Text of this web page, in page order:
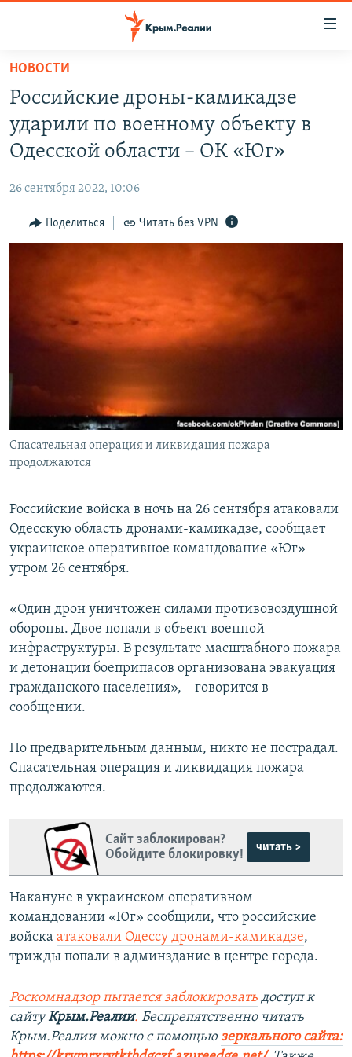
Вернуться
основному
содержанию
Вернутся
главной
навигации
Вернутся
11 ЛЕТ ОККУПАЦИИ КРЫМА. 11 ИСТОРИЙ СОПРОТИВЛЕНИЯ
ВОДА
ЕЩЕ
ИНТЕРАКТИВ
ТЕЛЕПРОЕКТ КРЫМ.РЕАЛИИ
СОВЕТЫ ПРАВОЗАЩИТНИКОВ
ПРОПАВШИЕ БЕЗ ВЕСТИ
КРЫМ.НЕПОКОРЕННЫЙ
УКРАИНСКАЯ ПРОБЛЕМА КРЫМА
РАДІО СВОБОДА
КАК ОБОЙТИ БЛОКИРОВКУ
Українською
Qırımtatar
Все сайты RFE/RL
НОВОСТИ
Российские дроны-камикадзе
ударили по военному объекту в
Одесской области – ОК «Юг»
26 сентября 2022, 10:06
Поделиться Читать без VPN
Спасательная операция и ликвидация пожара
продолжаются
Российские войска в ночь на 26 сентября атаковали
Одесскую область дронами-камикадзе, сообщает
украинское оперативное командование «Юг»
утром 26 сентября.
«Один дрон уничтожен силами противовоздушной
обороны. Двое попали в объект военной
инфраструктуры. В результате масштабного пожара
и детонации боеприпасов организована эвакуация
гражданского населения», – говорится в
сообщении.
По предварительным данным, никто не пострадал.
Спасательная операция и ликвидация пожара
продолжаются.
Сайт заблокирован?
Обойдите блокировку!
читать >
Накануне в украинском оперативном
командовании «Юг» сообщили, что российские
войска атаковали Одессу дронами-камикадзе,
трижды попали в админздание в центре города.
Роскомнадзор пытается заблокировать доступ к
сайтуКрым.Реалии. Беспрепятственно читать
Крым.Реалии можно с помощью зеркального сайта: